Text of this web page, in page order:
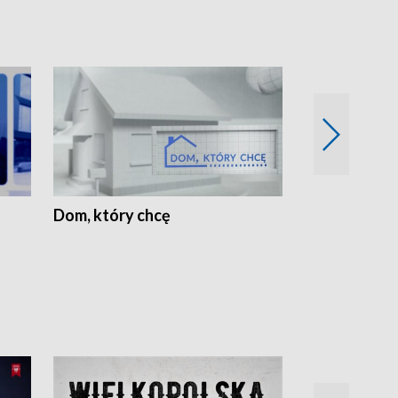
Dom, który chcę